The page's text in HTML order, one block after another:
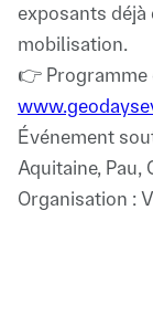
exposants
mobilisation.
👉
Événement
Aquitaine, Pau,
Organisation :